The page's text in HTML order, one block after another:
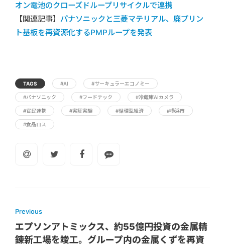
オン電池のクローズドループリサイクルで連携
【関連記事】 パナソニックと三菱マテリアル、廃プリン
ト基板を再資源化するPMPループを発表
TAGS #AI #サーキュラーエコノミー
#パナソニック #フードテック #冷蔵庫AIカメラ
#官民連携 #実証実験 #循環型経済 #横浜市
#食品ロス
Previous
エプソンアトミックス、約55億円投資の金属精
錬新工場を竣工。グループ内の金属くずを再資